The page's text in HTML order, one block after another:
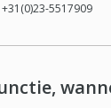
5517909